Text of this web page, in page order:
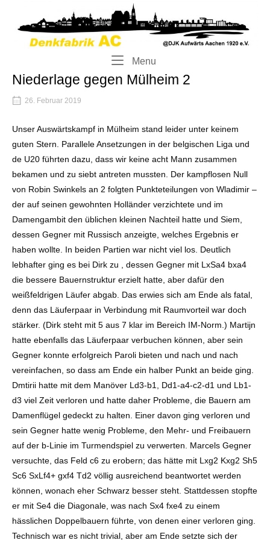
content
Menu
Niederlage gegen Mülheim 2
26. Februar 2019
Unser Auswärtskampf in Mülheim stand leider unter keinem
guten Stern. Parallele Ansetzungen in der belgischen Liga und
de U20 führten dazu, dass wir keine acht Mann zusammen
bekamen und zu siebt antreten mussten. Der kampflosen Null
von Robin Swinkels an 2 folgten Punkteteilungen von Wladimir –
der auf seinen gewohnten Holländer verzichtete und im
Damengambit den üblichen kleinen Nachteil hatte und Siem,
dessen Gegner mit Russisch anzeigte, welches Ergebnis er
haben wollte. In beiden Partien war nicht viel los. Deutlich
lebhafter ging es bei Dirk zu , dessen Gegner mit LxSa4 bxa4
die bessere Bauernstruktur erzielt hatte, aber dafür den
weißfeldrigen Läufer abgab. Das erwies sich am Ende als fatal,
denn das Läuferpaar in Verbindung mit Raumvorteil war doch
stärker. (Dirk steht mit 5 aus 7 klar im Bereich IM-Norm.) Martijn
hatte ebenfalls das Läuferpaar verbuchen können, aber sein
Gegner konnte erfolgreich Paroli bieten und nach und nach
vereinfachen, so dass am Ende ein halber Punkt an beide ging.
Dmtirii hatte mit dem Manöver Ld3-b1, Dd1-a4-c2-d1 und Lb1-
d3 viel Zeit verloren und hatte daher Probleme, die Bauern am
Damenflügel gedeckt zu halten. Einer davon ging verloren und
sein Gegner hatte wenig Probleme, den Mehr- und Freibauern
auf der b-Linie im Turmendspiel zu verwerten. Marcels Gegner
versuchte, das Feld c6 zu erobern; das hätte mit Lxg2 Kxg2 Sh5
Sc6 SxLf4+ gxf4 Td2 völlig ausreichend beantwortet werden
können, wonach eher Schwarz besser steht. Stattdessen stopfte
er mit Se4 die Diagonale, was nach Sx4 fxe4 zu einem
hässlichen Doppelbauern führte, von denen einer verloren ging.
Technisch war es nicht trivial, aber am Ende setzte sich der